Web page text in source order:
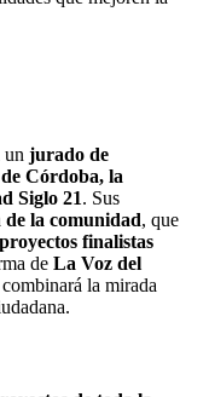
un jurado de
Córdoba, la
Siglo 21. Sus
de la comunidad, que
finalistas
de La Voz del
la mirada